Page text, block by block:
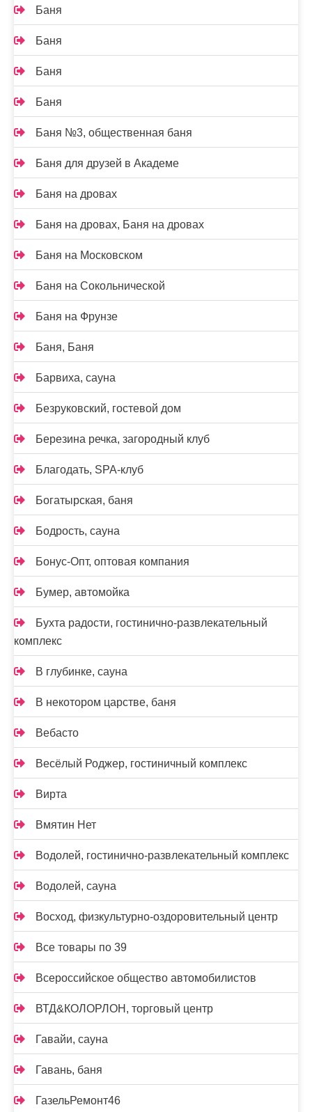
Баня
Баня
Баня
Баня
Баня №3, общественная баня
Баня для друзей в Академе
Баня на дровах
Баня на дровах, Баня на дровах
Баня на Московском
Баня на Сокольнической
Баня на Фрунзе
Баня, Баня
Барвиха, сауна
Безруковский, гостевой дом
Березина речка, загородный клуб
Благодать, SPA-клуб
Богатырская, баня
Бодрость, сауна
Бонус-Опт, оптовая компания
Бумер, автомойка
Бухта радости, гостинично-развлекательный
комплекс
В глубинке, сауна
В некотором царстве, баня
Вебасто
Весёлый Роджер, гостиничный комплекс
Вирта
Вмятин Нет
Водолей, гостинично-развлекательный комплекс
Водолей, сауна
Восход, физкультурно-оздоровительный центр
Все товары по 39
Всероссийское общество автомобилистов
ВТД&КОЛОРЛОН, торговый центр
Гавайи, сауна
Гавань, баня
ГазельРемонт46